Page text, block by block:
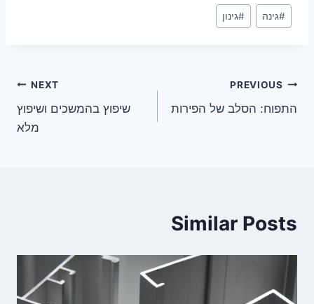
Post
Tags:
#גינה #גינון
ניווט
PREVIOUS
התפוח: הסלב של הפירות
NEXT
שיפוץ בהמשכים ושיפוץ
מלא
Similar Posts